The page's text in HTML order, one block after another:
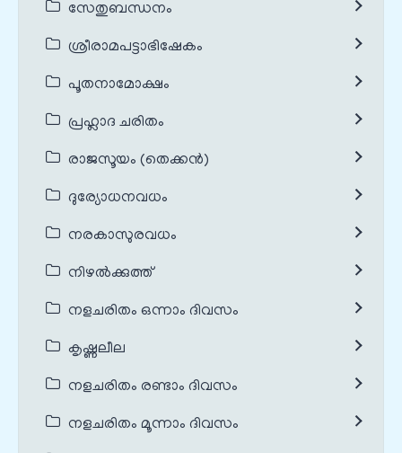
സേതുബന്ധനം
ശ്രീരാമപട്ടാഭിഷേകം
പൂതനാമോക്ഷം
പ്രഹ്ലാദ ചരിതം
രാജസൂയം (തെക്കൻ)
ദുര്യോധനവധം
നരകാസുരവധം
നിഴൽക്കുത്ത്
നളചരിതം ഒന്നാം ദിവസം
കൃഷ്ണലീല
നളചരിതം രണ്ടാം ദിവസം
നളചരിതം മൂന്നാം ദിവസം